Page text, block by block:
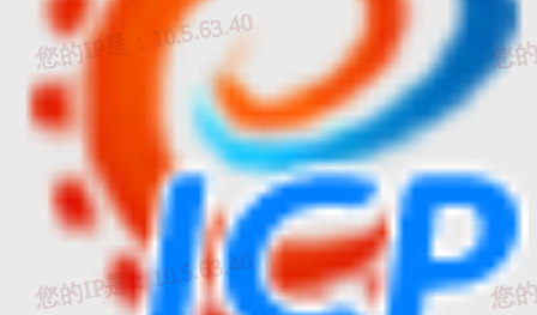
服务平台等方式向国务院标准化行政主管部门提交备案材料。备案
材料应当包括行业标准发布公告和批准发布的标准正式文本。同时
发布标准外文版的，备案材料还应当包括行业标准外文版发布公告
和批准发布的外文版正式文本。
国务院有关行政主管部门依法推动行业标准公开。鼓励通过
全国标准信息公共服务平台公开行业标准文本，供公众查阅。